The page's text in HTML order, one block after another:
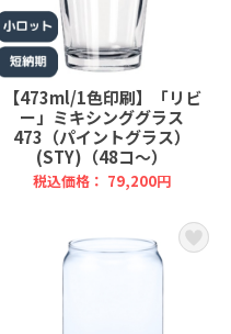
【473ml/1色印刷】「リビ
ー」ミキシンググラス
473（パイントグラス）
(STY)（48コ～）
税込価格： 79,200円